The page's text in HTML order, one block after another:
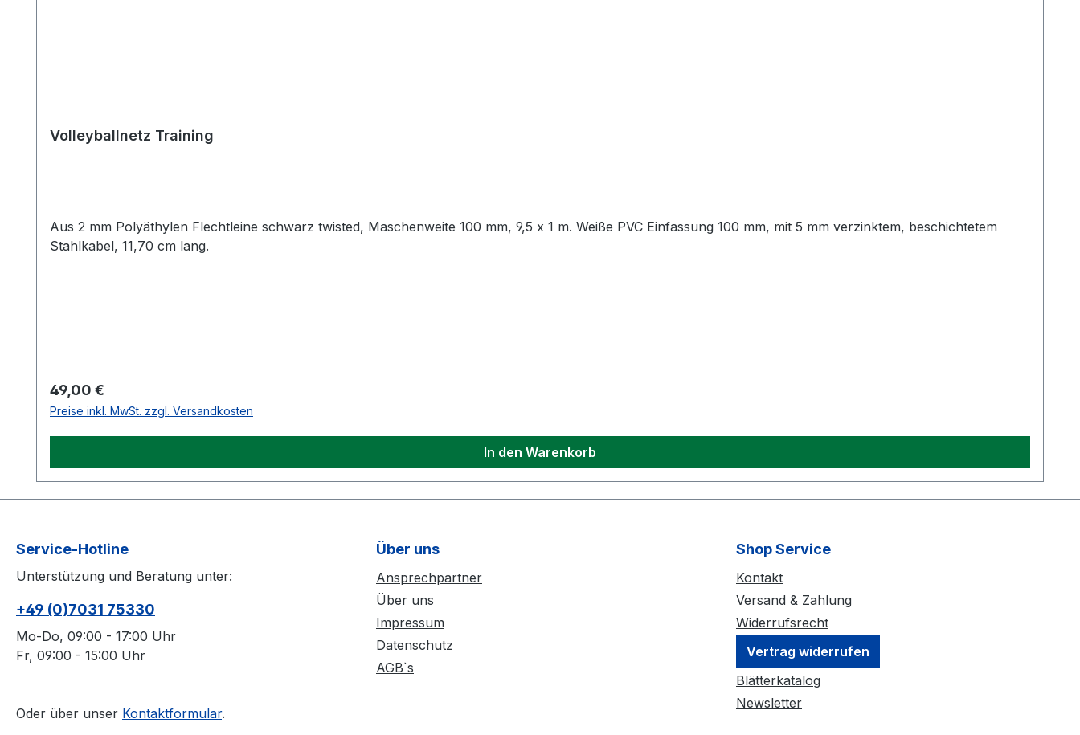
Volleyballnetz Training
Aus 2 mm Polyäthylen Flechtleine schwarz twisted, Maschenweite 100 mm, 9,5 x 1 m. Weiße PVC Einfassung 100 mm, mit 5 mm verzinktem, beschichtetem
Stahlkabel, 11,70 cm lang.
Regulärer Preis:
49,00 €
Preise inkl. MwSt. zzgl. Versandkosten
In den Warenkorb
Service-Hotline
Unterstützung und Beratung unter:
+49 (0)7031 75330
Mo-Do, 09:00 - 17:00 Uhr
Fr, 09:00 - 15:00 Uhr
Oder über unser Kontaktformular.
Über uns
Ansprechpartner
Über uns
Impressum
Datenschutz
AGB`s
Shop Service
Kontakt
Versand & Zahlung
Widerrufsrecht
Vertrag widerrufen
Blätterkatalog
Newsletter